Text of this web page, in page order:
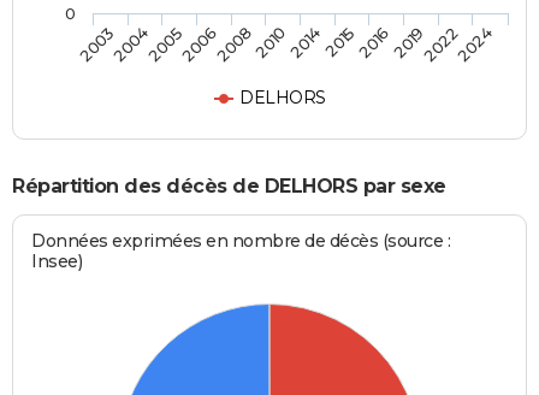
DELHORS
200320042005200620082010201420152016201920222024
0
Répartition des décès de DELHORS par sexe
Données exprimées en nombre de décès (source :
Insee)